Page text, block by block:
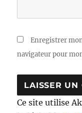
Enregistrer
navigateur pour
Ce site utilise